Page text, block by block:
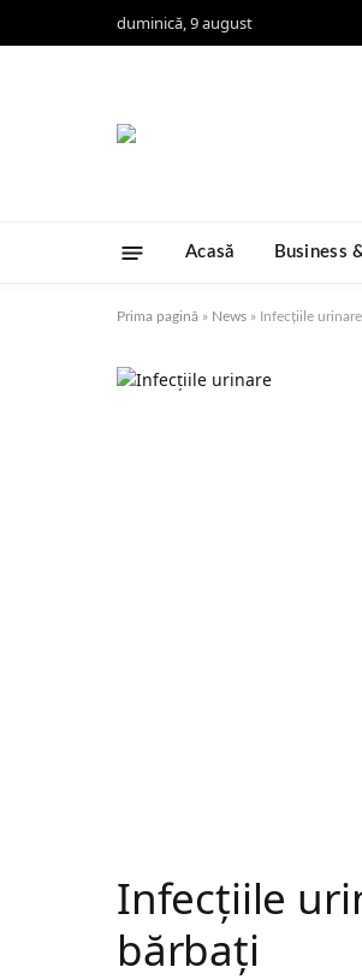
duminică, 9 august
Acasă Business
Prima pagină » News » Infecțiile
Infecțiile
bărbați